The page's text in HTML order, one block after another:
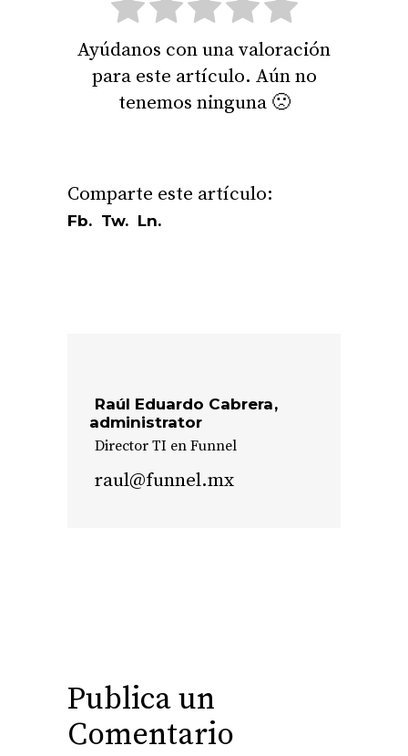
Ayúdanos con una valoración
para este artículo. Aún no
tenemos ninguna 🙁
Fb. Tw. Ln.
Raúl Eduardo Cabrera
administrator
Director TI en Funnel
raul@funnel.mx
Publica un
Comentario